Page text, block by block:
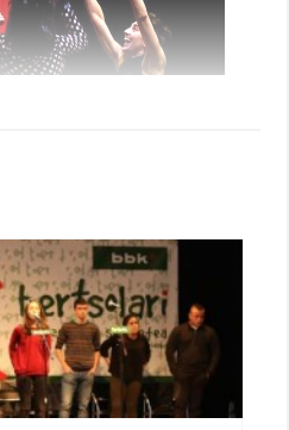
laburpen bideoa Hamaika
30